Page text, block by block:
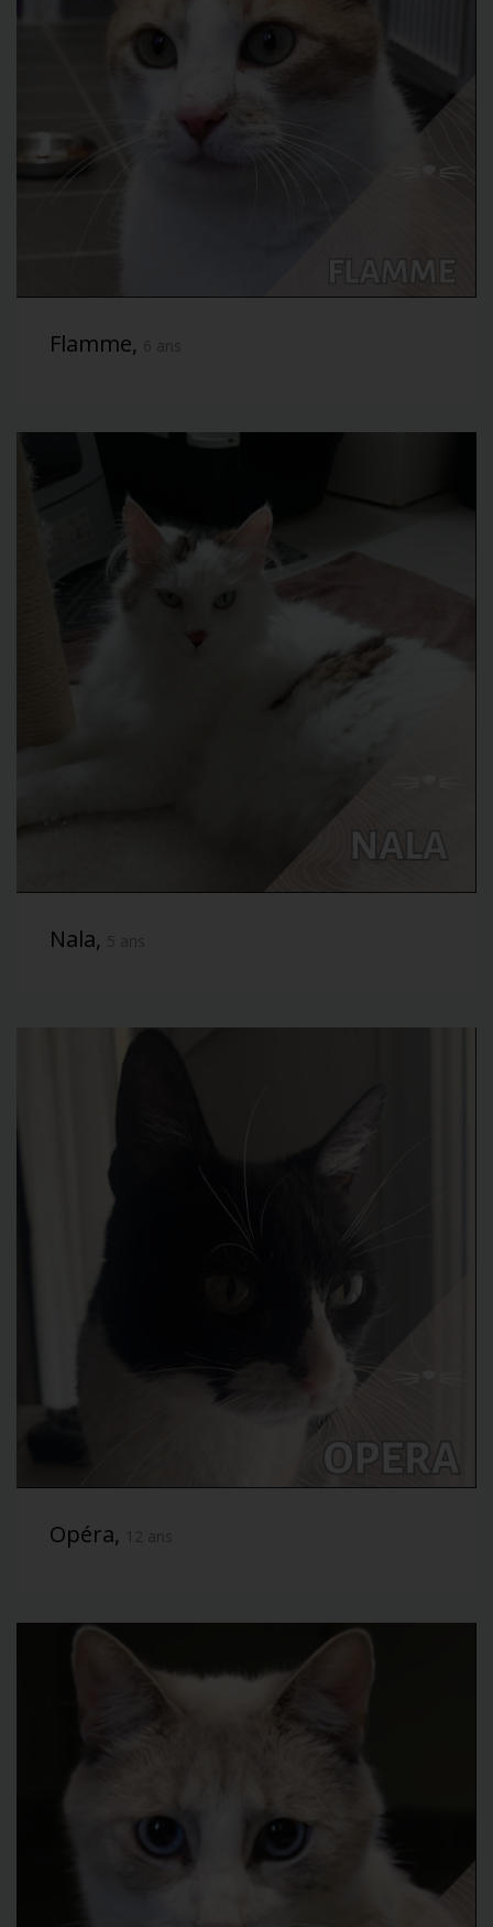
Flamme, 6 ans
Nala, 5 ans
Opéra, 12 ans